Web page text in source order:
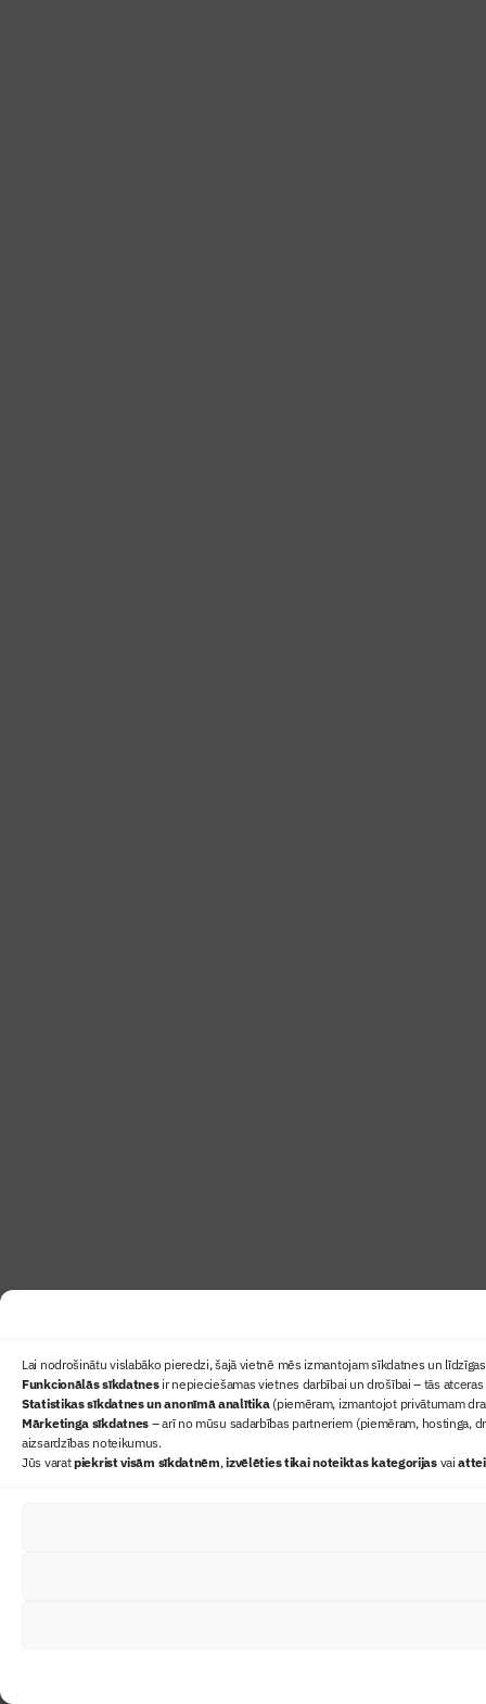
Lai nodrošinātu vislabāko pieredzi, šajā vietnē mēs izmantojam sīkdatnes un
Funkcionālās sīkdatnesir nepieciešamas vietnes darbībai un drošībai – tās
Statistikas sīkdatnes un anonīmā analītika(piemēram, izmantojot privātumam
Mārketinga sīkdatnes – arī no mūsu sadarbības partneriem (piemēram, hostinga,
aizsardzības noteikumus.
Jūs varatpiekrist visām sīkdatnēm,izvēlēties tikai noteiktas kategorijasvai